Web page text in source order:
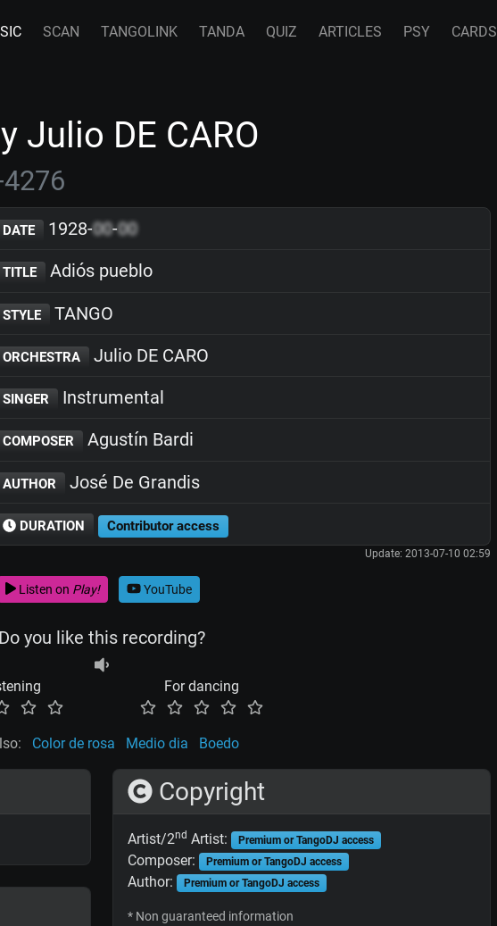
SCAN TANGOLINK TANDA QUIZ ARTICLES PSY CARDS
Julio DE CARO
DATE 1928-00-00
TITLE Adiós pueblo
STYLE TANGO
ORCHESTRA Julio DE CARO
SINGER Instrumental
COMPOSER Agustín Bardi
AUTHOR José De Grandis
DURATION Contributor access
Update: 2013-07-10 02:59
Listen on Play! YouTube
Do you like this recording?
For dancing
Color de rosa Medio dia Boedo
Copyright
Artist/2nd Artist: Premium or TangoDJ access
Composer: Premium or TangoDJ access
Author: Premium or TangoDJ access
* Non guaranteed information